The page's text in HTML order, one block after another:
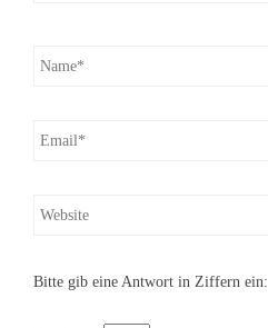
Bitte gib eine Antwort in Ziffern ein: